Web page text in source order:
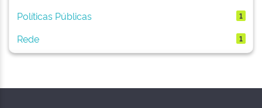
Políticas Públicas 1
Rede 1